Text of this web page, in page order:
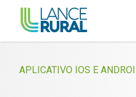
APLICATIVO IOS E